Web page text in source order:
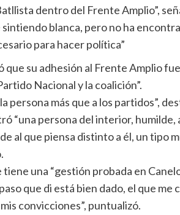
dentro del Frente Amplio”,
sintiendo blanca, pero no ha
para hacer política”
que su adhesión al Frente Amplio
Nacional y la coalición”.
persona más que a los partidos”,
“una persona del interior, humilde,
al que piensa distinto a él, un tipo
una “gestión probada en
que di está bien dado, el que me
convicciones”, puntualizó.